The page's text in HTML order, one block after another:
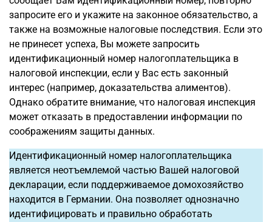
запросите его и укажите на законное обязательство, а
также на возможные налоговые последствия. Если это
не принесет успеха, Вы можете запросить
идентификационный номер налогоплательщика в
налоговой инспекции, если у Вас есть законный
интерес (например, доказательства алиментов).
Однако обратите внимание, что налоговая инспекция
может отказать в предоставлении информации по
соображениям защиты данных.
Идентификационный номер налогоплательщика
является неотъемлемой частью Вашей налоговой
декларации, если поддерживаемое домохозяйство
находится в Германии. Она позволяет однозначно
идентифицировать и правильно обработать